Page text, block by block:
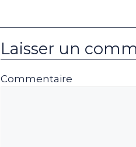
Laisser un
Commentaire